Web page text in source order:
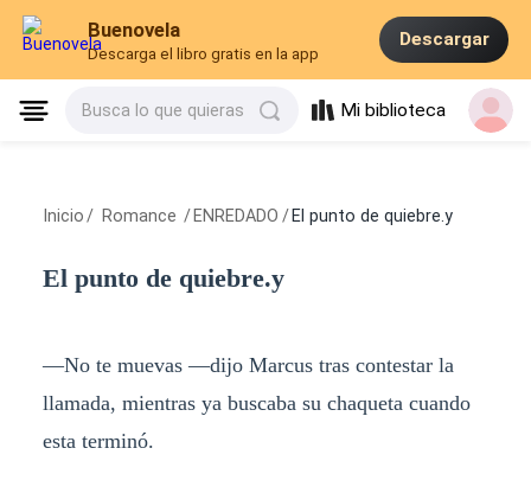
Buenovela
Descarga el libro gratis en la app
Descargar
Busca lo que quieras Mi biblioteca
Inicio / Romance / ENREDADO / El punto de quiebre.y
El punto de quiebre.y
—No te muevas —dijo Marcus tras contestar la
llamada, mientras ya buscaba su chaqueta cuando
esta terminó.